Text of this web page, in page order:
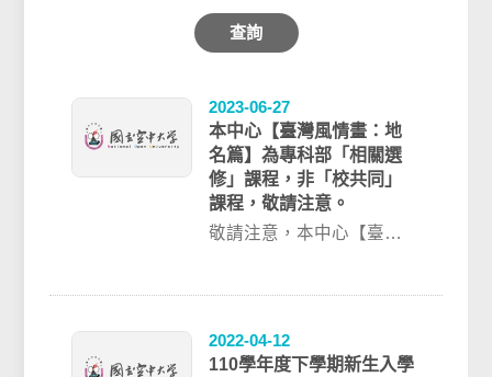
查詢
2023-06-27
本中心【臺灣風情畫：地
名篇】為專科部「相關選
修」課程，非「校共同」
課程，敬請注意。
敬請注意，本中心【臺灣
2022-04-12
110學年度下學期新生入學